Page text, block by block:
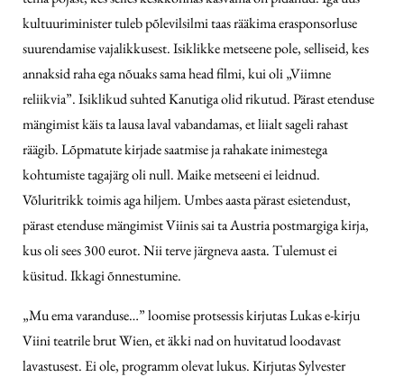
kultuuriminister tuleb põlevilsilmi taas rääkima erasponsorluse
suurendamise vajalikkusest. Isiklikke metseene pole, selliseid, kes
annaksid raha ega nõuaks sama head filmi, kui oli „Viimne
reliikvia”. Isiklikud suhted Kanutiga olid rikutud. Pärast etenduse
mängimist käis ta lausa laval vabandamas, et liialt sageli rahast
räägib. Lõpmatute kirjade saatmise ja rahakate inimestega
kohtumiste tagajärg oli null. Maike metseeni ei leidnud.
Võluritrikk toimis aga hiljem. Umbes aasta pärast esietendust,
pärast etenduse mängimist Viinis sai ta Austria postmargiga kirja,
kus oli sees 300 eurot. Nii terve järgneva aasta. Tulemust ei
küsitud. Ikkagi õnnestumine.
„Mu ema varanduse…” loomise protsessis kirjutas Lukas e-kirju
Viini teatrile brut Wien, et äkki nad on huvitatud loodavast
lavastusest. Ei ole, programm olevat lukus. Kirjutas Sylvester